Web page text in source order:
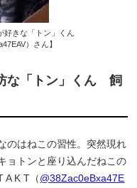
好きな「トン」くん
）さん】
な「トン」くん 飼
のはねこの習性。突然現れ
ョトンと座り込んだねこの
A K T（@38Zac0eBxa47E